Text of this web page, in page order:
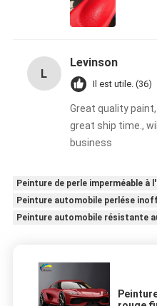
L
Levinson
Il est utile. (36)
Great quality
great ship time.,
business
Peinture de perle imperméable à
Peinture automobile perlése
Peinture automobile résistante